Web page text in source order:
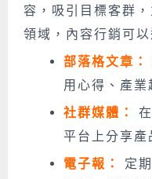
容，吸引目標客群
領域，內容行銷可
部落格文章：
用心得、產業
社群媒體：
平台上分享產
電子報：
定